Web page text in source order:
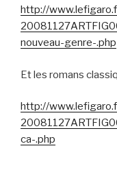
http://
nouveau-genre-.php
Et les romans
http://
ca-.php